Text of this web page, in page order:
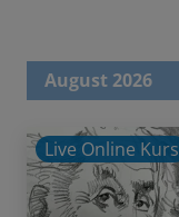
August 2026
Live Online Kurs